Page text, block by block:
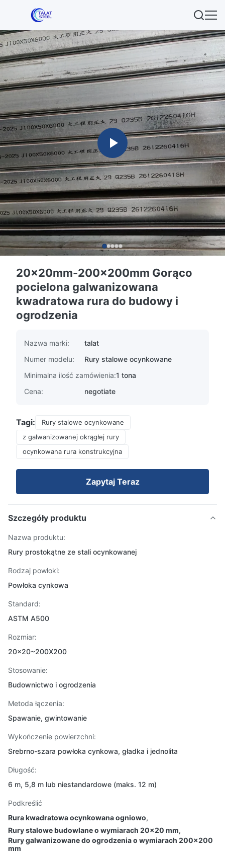
20x20mm-200x200mm Gorąco
pocielona galwanizowana
kwadratowa rura do budowy i
ogrodzenia
Nazwa marki:
talat
Numer modelu:
Rury stalowe ocynkowane
Minimalna ilość zamówienia:1 tona
Cena:
negotiate
Tagi:
Rury stalowe ocynkowane
z galwanizowanej okrągłej rury
ocynkowana rura konstrukcyjna
Zapytaj Teraz
Szczegóły produktu
Nazwa produktu:
Rury prostokątne ze stali ocynkowanej
Rodzaj powłoki:
Powłoka cynkowa
Standard:
ASTM A500
Rozmiar:
20x20~200X200
Stosowanie:
Budownictwo i ogrodzenia
Metoda łączenia:
Spawanie, gwintowanie
Wykończenie powierzchni:
Srebrno-szara powłoka cynkowa, gładka i jednolita
Długość:
6 m, 5,8 m lub niestandardowe (maks. 12 m)
Podkreślić
Rura kwadratowa ocynkowana ogniowo,
Rury stalowe budowlane o wymiarach 20x20 mm,
Rury galwanizowane do ogrodzenia o wymiarach 200x200
mm